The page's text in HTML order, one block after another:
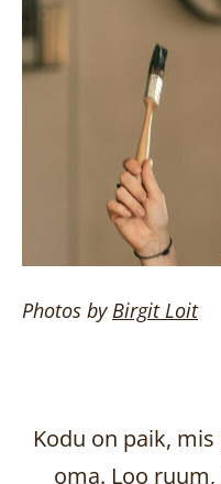
Photos byBirgitLoit
Kodu on paik,
oma. Loo